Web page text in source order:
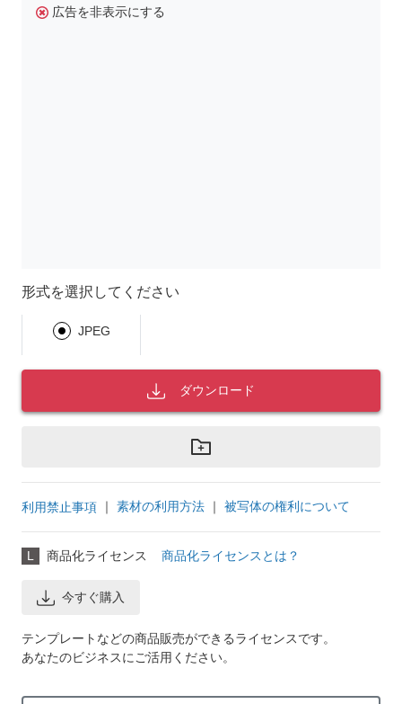
広告を非表示にする
形式を選択してください
JPEG
ダウンロード
利用禁止事項 ｜ 素材の利用方法 ｜ 被写体の権利について
L 商品化ライセンス 商品化ライセンスとは？
今すぐ購入
テンプレートなどの商品販売ができるライセンスです。
あなたのビジネスにご活用ください。